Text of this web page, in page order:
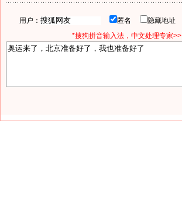
用户： 匿名 隐藏地址
*搜狗拼音输入法，中文处理专家>>